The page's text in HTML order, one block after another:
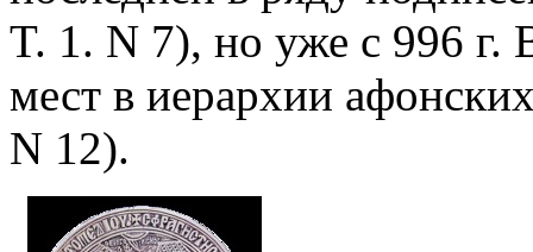
T. 1. N 7), но уже с 996 г.
мест в иерархии
N 12).